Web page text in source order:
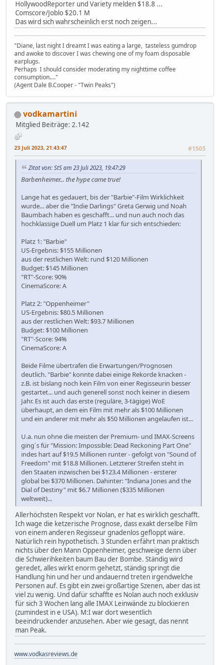
HollywoodReporter und Variety melden $18.8 ...
Comscore/Joblo $20.1 M
Das wird sich wahrscheinlich erst noch zeigen...
"Diane, last night I dreamt I was eating a large, tasteless gumdrop
and awoke to discover I was chewing one of my foam disposable
earplugs.
Perhaps I should consider moderating my nighttime coffee
consumption...."
(Agent Dale B.Cooper - "Twin Peaks")
vodkamartini
Mitglied Beiträge: 2.142
23 Juli 2023, 21:43:47 #1505
Zitat von: StS am 23 Juli 2023, 19:47:29
Barbenheimer... the hype came true!
Lange hat es gedauert, bis der "Barbie"-Film Wirklichkeit
wurde... aber die "Indie Darlings" Greta Gerwig und Noah
Baumbach haben es geschafft... und nun auch noch das
hochklassige Duell um Platz 1 klar für sich entschieden:
Platz 1: "Barbie"
US-Ergebnis: $155 Millionen
aus der restlichen Welt: rund $120 Millionen
Budget: $145 Millionen
"RT"-Score: 90%
CinemaScore: A
Platz 2: "Oppenheimer"
US-Ergebnis: $80.5 Millionen
aus der restlichen Welt: $93.7 Millionen
Budget: $100 Millionen
"RT"-Score: 94%
CinemaScore: A
Beide Filme übertrafen die Erwartungen/Prognosen
deutlich. "Barbie" konnte dabei einige Rekorde knacken -
z.B. ist bislang noch kein Film von einer Regisseurin besser
gestartet... und auch generell sonst noch keiner in diesem
Jahr. Es ist auch das erste (reguläre, 3-tägige) WoE
überhaupt, an dem ein Film mit mehr als $100 Millionen
und ein anderer mit mehr als $50 Millionen angelaufen ist...
U.a. nun ohne die meisten der Premium- und IMAX-Screens
ging´s für "Mission: Impossible: Dead Reckoning Part One"
indes hart auf $19.5 Millionen runter - gefolgt von "Sound of
Freedom" mit $18.8 Millionen. Letzterer Streifen steht in
den Staaten inzwischen bei $123.4 Millionen - ersterer
global bei $370 Millionen. Dahinter: "Indiana Jones and the
Dial of Destiny" mit $6.7 Millionen ($335 Millionen
weltweit)...
Allerhöchsten Respekt vor Nolan, er hat es wirklich geschafft.
Ich wage die ketzerische Prognose, dass exakt derselbe Film
von einem anderen Regisseur gnadenlos gefloppt wäre.
Natürlich rein hypothetisch. 3 Stunden erfährt man praktisch
nichts über den Mann Oppenheimer, geschweige denn über
die Schwierihkeiten baum Bau der Bombe. Ständig wird
geredet, alles wirkt enorm gehetzt, ständig springt die
Handlung hin und her und andauernd treten irgendwelche
Personen auf. Es gibt ein zwei großartige Szenen, aber das ist
viel zu wenig. Und dafür schaffte es Nolan auch noch exklusiv
für sich 3 Wochen lang alle IMAX Leinwände zu blockieren
(zumindest in e USA). M:I war dort wesentlich
beeindruckender anzusehen. Aber wie gesagt, das nennt
man Peak.
www.vodkasreviews.de